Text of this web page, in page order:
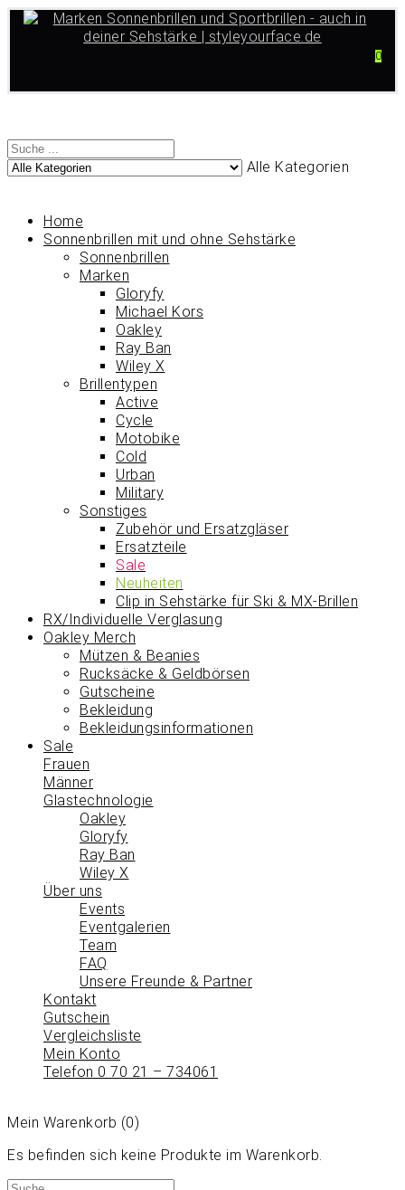
0
Alle Kategorien
Home
Sonnenbrillen mit und ohne Sehstärke
Sonnenbrillen
Marken
Gloryfy
Michael Kors
Oakley
Ray Ban
Wiley X
Brillentypen
Active
Cycle
Motobike
Cold
Urban
Military
Sonstiges
Zubehör und Ersatzgläser
Ersatzteile
Sale
Neuheiten
Clip in Sehstärke für Ski & MX-Brillen
RX/Individuelle Verglasung
Oakley Merch
Mützen & Beanies
Rucksäcke & Geldbörsen
Gutscheine
Bekleidung
Bekleidungsinformationen
Sale
Frauen
Männer
Glastechnologie
Oakley
Gloryfy
Ray Ban
Wiley X
Über uns
Events
Eventgalerien
Team
FAQ
Unsere Freunde & Partner
Kontakt
Gutschein
Vergleichsliste
Mein Konto
Telefon 0 70 21 – 734061
Mein Warenkorb (0)
Es befinden sich keine Produkte im Warenkorb.